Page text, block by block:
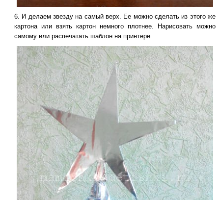
И делаем звезду на самый верх. Ее можно сделать из этого же
картона или взять картон немного плотнее. Нарисовать можно
самому или распечатать шаблон на принтере.